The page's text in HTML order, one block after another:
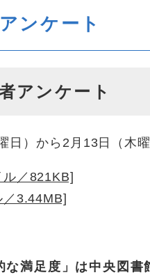
ンケート
アンケート
日）から2月13日（木
／821KB]
3.44MB]
な満足度」は中央図